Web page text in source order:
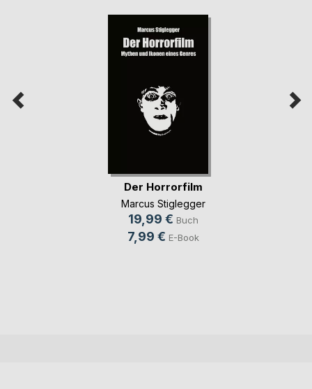
Der Horrorfilm
Marcus Stiglegger
19,99 € Buch
7,99 € E-Book